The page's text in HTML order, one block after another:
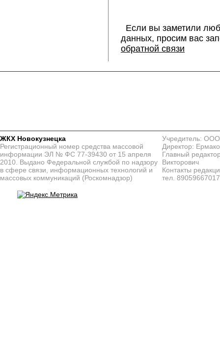
Если вы заметили
данных, просим вас
обратной связи
ЖКХ Новокузнецка
Регистрационный номер средства массовой
информации ЭЛ № ФС 77-39430 от 15 апреля
2010. Выдано Федеральной службой по надзору
в сфере связи, информационных технологий и
массовых коммуникаций (Роскомнадзор)
Учредитель:
Директор:
Главный
Викторович
Контакты
тел. 89059667017